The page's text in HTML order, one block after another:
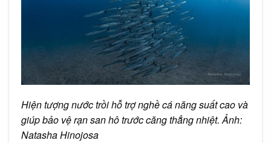
Hiện tượng nước trồi hỗ trợ nghề cá năng suất cao và
giúp bảo vệ rạn san hô trước căng thẳng nhiệt. Ảnh:
Natasha Hinojosa